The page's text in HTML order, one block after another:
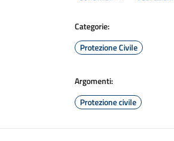
Categorie:
Protezione Civile
Argomenti:
Protezione civile